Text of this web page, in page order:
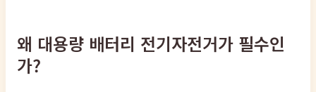
왜 대용량 배터리 전기자전거가 필수인
가?